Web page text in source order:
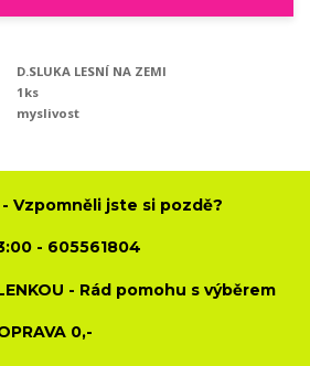
D.SLUKA LESNÍ NA ZEMI
1ks
myslivost
- Vzpomněli jste si pozdě?
- 605561804
- Rád pomohu s výběrem
0,-